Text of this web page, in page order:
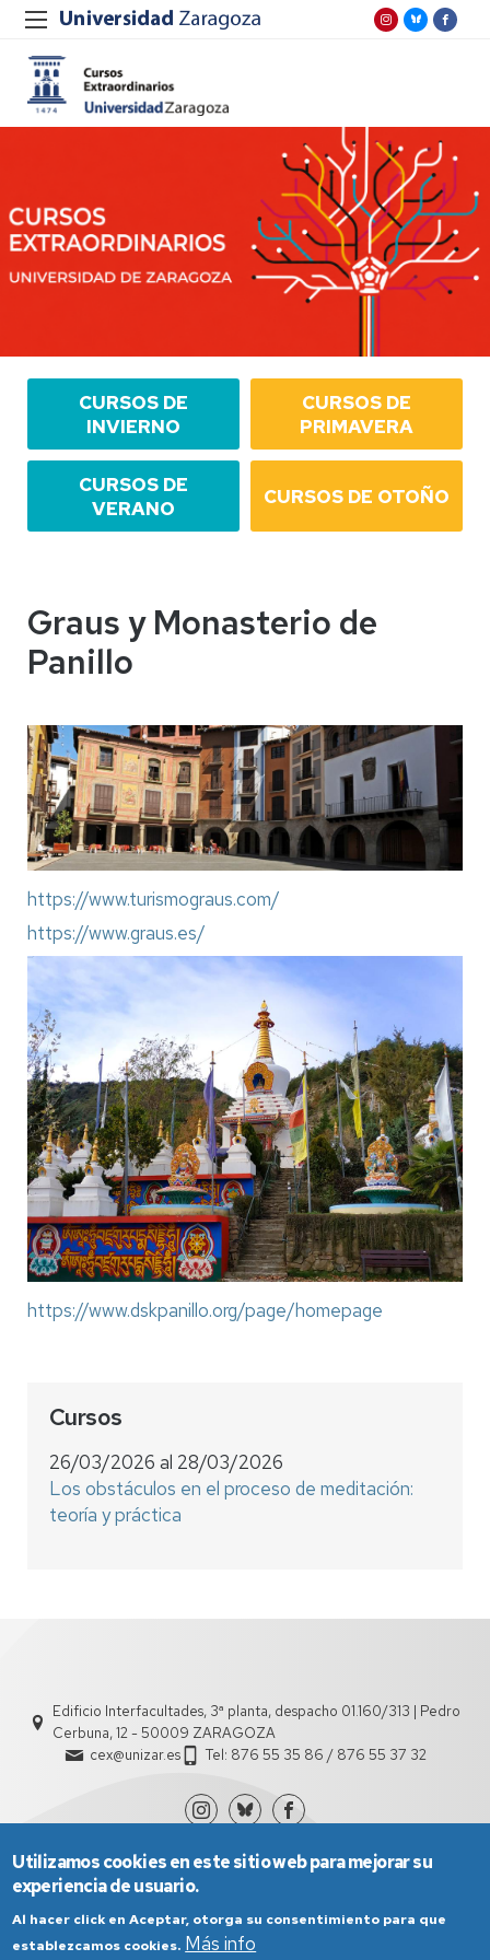
CURSOS DE
INVIERNO
CURSOS DE
PRIMAVERA
CURSOS DE
VERANO
CURSOS DE OTOÑO
Graus y Monasterio de
Panillo
https://www.turismograus.com/
https://www.graus.es/
https://www.dskpanillo.org/page/homepage
Cursos
26/03/2026 al 28/03/2026
Los obstáculos en el proceso de meditación:
teoría y práctica
Edificio Interfacultades, 3ª planta, despacho 01.160/313 | Pedro
Cerbuna, 12 - 50009 ZARAGOZA
cex@unizar.es
Tel: 876 55 35 86 / 876 55 37 32
Utilizamos cookies en este sitio web para mejorar su
experiencia de usuario.
Al hacer click en Aceptar, otorga su consentimiento para que
establezcamos cookies. Más info